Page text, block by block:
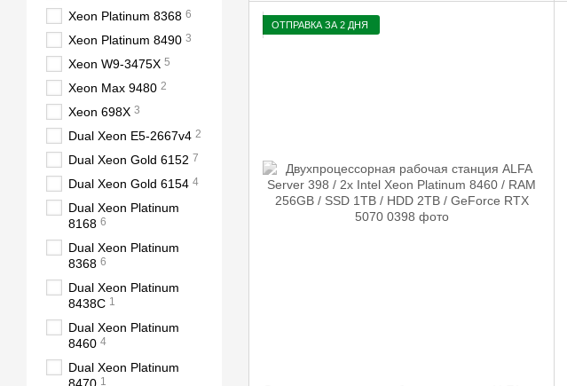
ОТПРАВКА ЗА 2 ДНЯ
Xeon Platinum 8368 6
Xeon Platinum 8490 3
Xeon W9-3475X 5
Xeon Max 9480 2
Xeon 698X 3
Dual Xeon E5-2667v4 2
Dual Xeon Gold 6152 7
Dual Xeon Gold 6154 4
Dual Xeon Platinum
8168 6
Dual Xeon Platinum
8368 6
Dual Xeon Platinum
8438C 1
Dual Xeon Platinum
8460 4
Dual Xeon Platinum
1